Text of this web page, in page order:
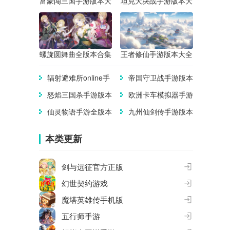
全
全
螺旋圆舞曲全版本合集 王者修仙手游版本大全
辐射避难所online手
帝国守卫战手游版本
怒焰三国杀手游版本
欧洲卡车模拟器手游
仙灵物语手游全版本
九州仙剑传手游版本
本类更新
剑与远征官方正版
幻世契约游戏
魔塔英雄传手机版
五行师手游